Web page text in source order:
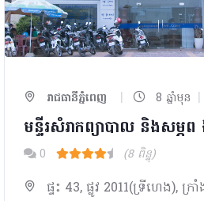
រាជធានីភ្នំពេញ | 8 ឆ្នាំមុន |
មន្ទីរសំរាកព្យាបាល និងសម្ភ
0 (8 ពិន្ទុ)
ផ្ទះ 43, ផ្លូវ 2011(ទ្រីហេង), ក្